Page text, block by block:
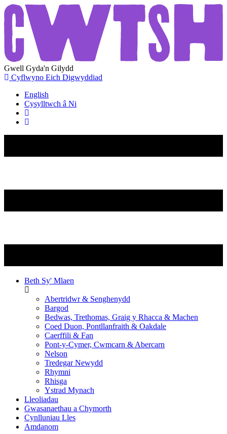
Gwell Gyda'n Gilydd
Cyflwyno Eich Digwyddiad
English
Cysylltwch â Ni
Beth Sy' Mlaen
Abertridwr & Senghenydd
Bargod
Bedwas, Trethomas, Graig y Rhacca & Machen
Coed Duon, Pontllanfraith & Oakdale
Caerffili & Fan
Pont-y-Cymer, Cwmcarn & Abercarn
Nelson
Tredegar Newydd
Rhymni
Rhisga
Ystrad Mynach
Lleoliadau
Gwasanaethau a Chymorth
Cynlluniau Lles
Amdanom